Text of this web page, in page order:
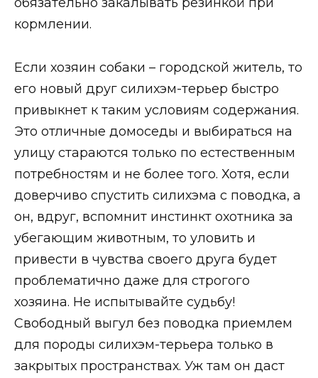
кормлении.
Если хозяин собаки – городской житель, то
его новый друг силихэм-терьер быстро
привыкнет к таким условиям содержания.
Это отличные домоседы и выбираться на
улицу стараются только по естественным
потребностям и не более того. Хотя, если
доверчиво спустить силихэма с поводка, а
он, вдруг, вспомнит инстинкт охотника за
убегающим животным, то уловить и
привести в чувства своего друга будет
проблематично даже для строгого
хозяина. Не испытывайте судьбу!
Свободный выгул без поводка приемлем
для породы силихэм-терьера только в
закрытых пространствах. Уж там он даст